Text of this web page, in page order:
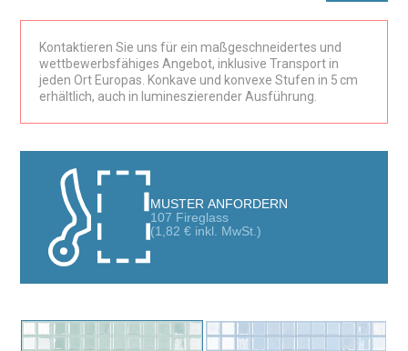
Atmosphäre entsteht.
Jedes Stück ist aus hochwertigem Glas gefertigt, was
Haltbarkeit und Widerstandsfähigkeit auch unter Bedingungen
von konstantem Wasser und Feuchtigkeit garantiert. Das
visuellen Effekt, wenn die Nacht hereinbricht.
Dieses leuchtende Mosaik ist nicht nur funktional, sondern auch
dekorativ. Es bietet eine elegante und moderne Ästhetik und
schafft eine entspannende und ansprechende Atmosphäre für
Kontaktieren Sie uns für ein maßgeschneidertes und
wettbewerbsfähiges Angebot, inklusive Transport in
jeden Ort Europas. Konkave und konvexe Stufen in 5 cm
erhältlich, auch in lumineszierender Ausführung.
MUSTER ANFORDERN
107 Fireglass
(1,82 € inkl. MwSt.)